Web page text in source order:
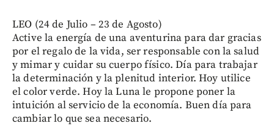
LEO (24 de Julio – 23 de Agosto)
Active la energía de una aventurina para dar gracias
por el regalo de la vida, ser responsable con la salud
y mimar y cuidar su cuerpo físico. Día para trabajar
la determinación y la plenitud interior. Hoy utilice
el color verde. Hoy la Luna le propone poner la
intuición al servicio de la economía. Buen día para
cambiar lo que sea necesario.